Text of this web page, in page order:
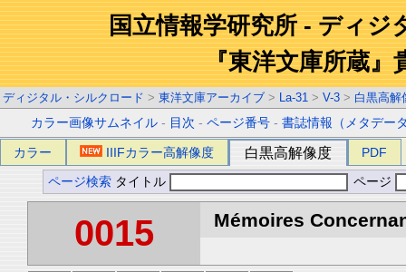
国立情報学研究所 - ディジ
『東洋文庫所蔵』
ディジタル・シルクロード > 東洋文庫アーカイブ > La-31 > V-3 > 白黒高解
カラー画像サムネイル - 目次 -ページ番号 -書誌情報（メタデー
カラー IIIFカラー高解像度 白黒高解像度 PDF
ページ検索 タイトル ページ
0015 Mémoires